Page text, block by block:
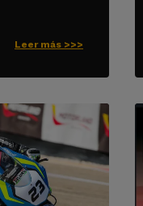
Leer más >>>